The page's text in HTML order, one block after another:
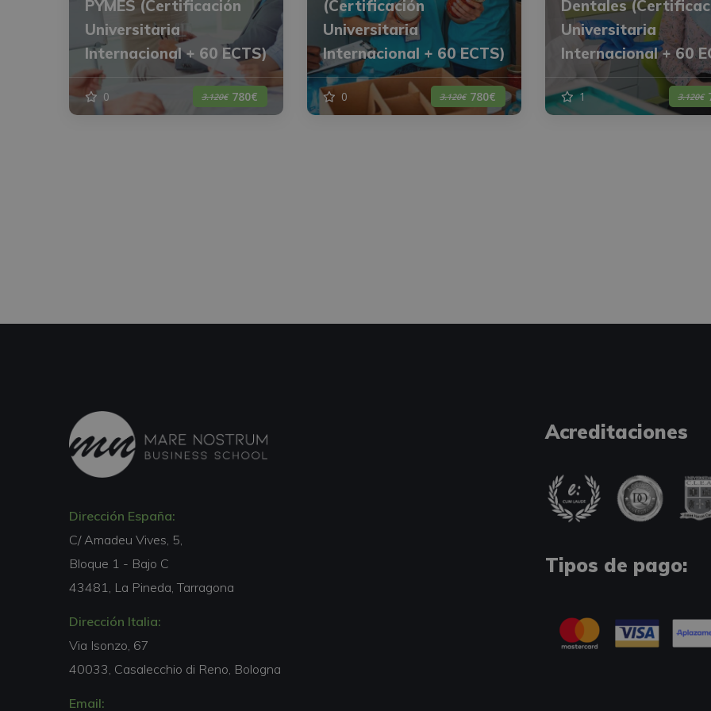
PYMES (Certificación
Universitaria
Internacional + 60 ECTS)
0 3.120€ 780€
(Certificación
Universitaria
Internacional + 60 ECTS)
0 3.120€ 780€
Dentales
Universitaria
Internacional + 60
1 3.120€
Dirección España:
C/ Amadeu Vives, 5,
Bloque 1 - Bajo C
43481, La Pineda, Tarragona
Dirección Italia:
Via Isonzo, 67
40033, Casalecchio di Reno, Bologna
Email:
Acreditaciones
Tipos de pago: